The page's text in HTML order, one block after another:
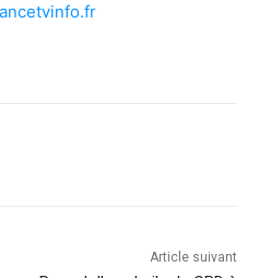
Article suivant